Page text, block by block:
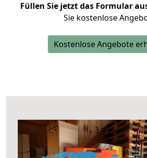
Füllen Sie jetzt das Formular
Sie kostenlose
Kostenlose Angebote